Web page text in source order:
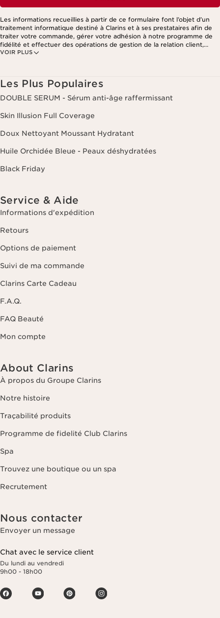
VOIR PLUS
Les informations recueillies à partir de ce formulaire font l’objet d’un
traitement informatique destiné à Clarins et à ses prestataires afin de
traiter votre commande, gérer votre adhésion à notre programme de
fidélité et effectuer des opérations de gestion de la relation client,
notamment pour vous adresser des offres personnalisées en fonction
Les Plus Populaires
DOUBLE SERUM - Sérum anti-âge raffermissant
Skin Illusion Full Coverage
Doux Nettoyant Moussant Hydratant
Huile Orchidée Bleue - Peaux déshydratées
Black Friday
Service & Aide
Informations d'expédition
Retours
Options de paiement
Suivi de ma commande
Clarins Carte Cadeau
F.A.Q.
FAQ Beauté
Mon compte
About Clarins
À propos du Groupe Clarins
Notre histoire
Traçabilité produits
Programme de fidelité Club Clarins
Spa
Trouvez une boutique ou un spa
Recrutement
Nous contacter
Envoyer un message
Chat avec le service client
Du lundi au vendredi
9h00 - 18h00